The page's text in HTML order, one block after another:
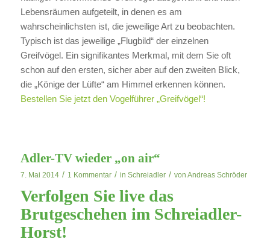
Lebensräumen aufgeteilt, in denen es am
wahrscheinlichsten ist, die jeweilige Art zu beobachten.
Typisch ist das jeweilige „Flugbild“ der einzelnen
Greifvögel. Ein signifikantes Merkmal, mit dem Sie oft
schon auf den ersten, sicher aber auf den zweiten Blick,
die „Könige der Lüfte“ am Himmel erkennen können.
Bestellen Sie jetzt den Vogelführer „Greifvögel“!
Adler-TV wieder „on air“
7. Mai 2014 / 1 Kommentar / in Schreiadler / von Andreas Schröder
Verfolgen Sie live das
Brutgeschehen im Schreiadler-
Horst!